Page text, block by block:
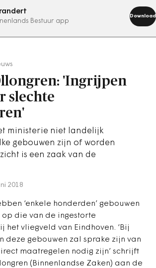
Bestuur app
Download
abonneer nu
'Ingrijpen
slechte
ministerie niet landelijk
gebouwen zijn of worden
is een zaak van de
2018
‘enkele honderden’ gebouwen
die van de ingestorte
het vliegveld van Eindhoven. ‘Bij
deze gebouwen zal sprake zijn van
maatregelen nodig zijn’ schrijft
(Binnenlandse Zaken) aan de